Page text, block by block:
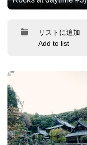
リストに追加
Add to list